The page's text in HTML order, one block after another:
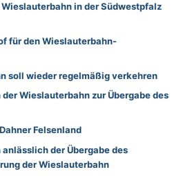
in der Südwestpfalz
für den Wieslauterbahn-
soll wieder regelmäßig verkehren
Wieslauterbahn zur Übergabe des
Felsenland
der Übergabe des
der Wieslauterbahn